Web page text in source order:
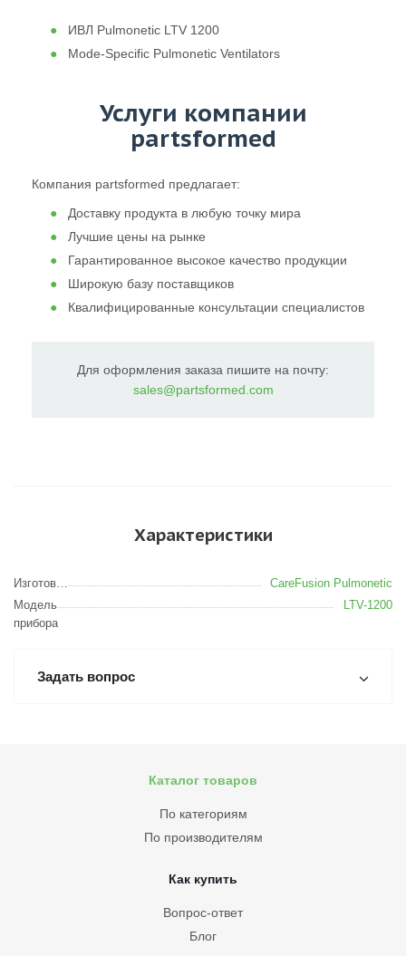
ИВЛ Pulmonetic LTV 1200
Mode-Specific Pulmonetic Ventilators
Услуги компании
partsformed
Компания partsformed предлагает:
Доставку продукта в любую точку мира
Лучшие цены на рынке
Гарантированное высокое качество продукции
Широкую базу поставщиков
Квалифицированные консультации специалистов
Для оформления заказа пишите на почту:
sales@partsformed.com
Характеристики
Изготовитель
CareFusion Pulmonetic
Модель
прибора
LTV-1200
Задать вопрос
Каталог товаров
По категориям
По производителям
Как купить
Вопрос-ответ
Блог